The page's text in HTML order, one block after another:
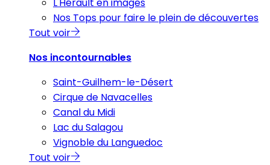
Nos Tops pour faire le plein de découvertes
Tout voir
Nos incontournables
Saint-Guilhem-le-Désert
Cirque de Navacelles
Canal du Midi
Lac du Salagou
Vignoble du Languedoc
Tout voir